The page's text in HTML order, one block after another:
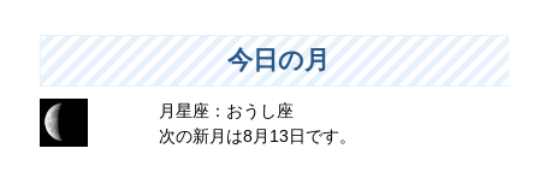
今日の月
月星座：おうし座
次の新月は8月13日です。